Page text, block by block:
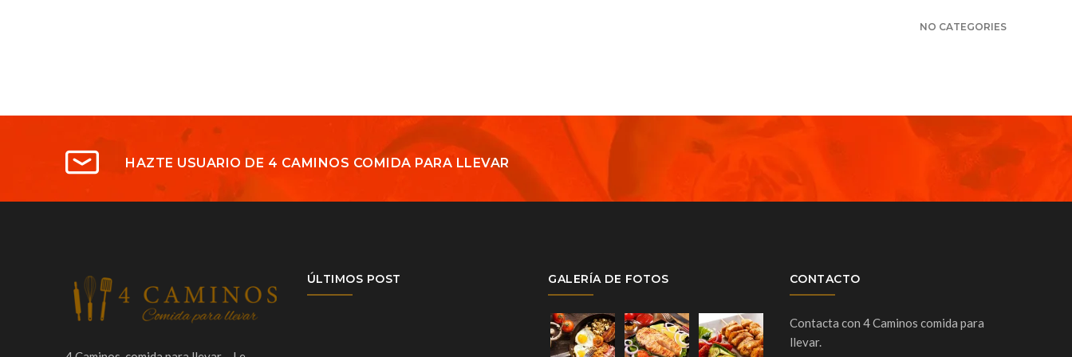
NO CATEGORIES
HAZTE USUARIO DE 4 CAMINOS COMIDA PARA LLEVAR
ÚLTIMOS POST GALERÍA DE FOTOS CONTACTO
Contacta con 4 Caminos comida para
llevar.